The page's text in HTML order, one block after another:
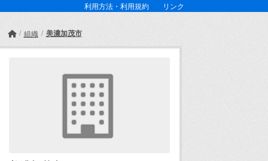
利用方法・利用規約 リンク
組織 美濃加茂市